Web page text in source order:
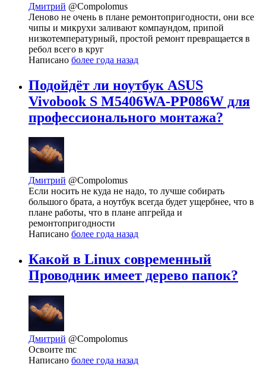
Дмитрий @Compolomus
Леново не очень в плане ремонтопригодности, они все
чипы и микрухи заливают компаундом, припой
низкотемпературный, простой ремонт превращается в
ребол всего в круг
Написано более года назад
Подойдёт ли ноутбук ASUS
Vivobook S M5406WA-PP086W для
профессионального монтажа?
Дмитрий @Compolomus
Если носить не куда не надо, то лучше собирать
большого брата, а ноутбук всегда будет ущербнее, что в
плане работы, что в плане апгрейда и
ремонтопригодности
Написано более года назад
Какой в Linux современный
Проводник имеет дерево папок?
Дмитрий @Compolomus
Освоите mc
Написано более года назад